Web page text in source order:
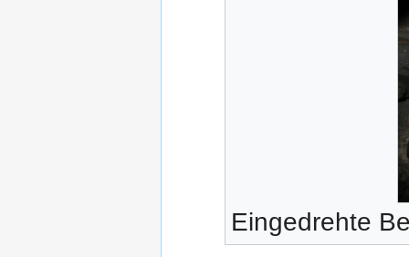
Eingedrehte